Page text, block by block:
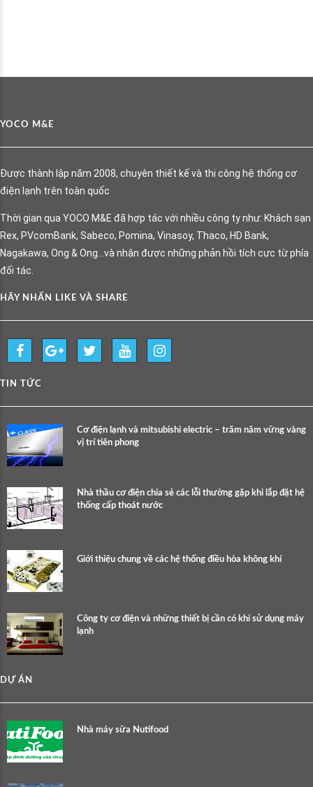
YOCO M&E
Được thành lập năm 2008, chuyên thiết kế và thi công hệ thống cơ
điện lạnh trên toàn quốc
Thời gian qua YOCO M&E đã hợp tác với nhiều công ty như: Khách sạn
Rex, PVcomBank, Sabeco, Pomina, Vinasoy, Thaco, HD Bank,
Nagakawa, Ong & Ong…và nhận được những phản hồi tích cực từ phía
đối tác.
HÃY NHẤN LIKE VÀ SHARE
TIN TỨC
Cơ điện lạnh và mitsubishi electric – trăm năm vững vàng
vị trí tiên phong
Nhà thầu cơ điện chia sẻ các lỗi thường gặp khi lắp đặt hệ
thống cấp thoát nước
Giới thiệu chung về các hệ thống điều hòa không khí
Công ty cơ điện và những thiết bị cần có khi sử dụng máy
lạnh
DỰ ÁN
Nhà máy sữa Nutifood